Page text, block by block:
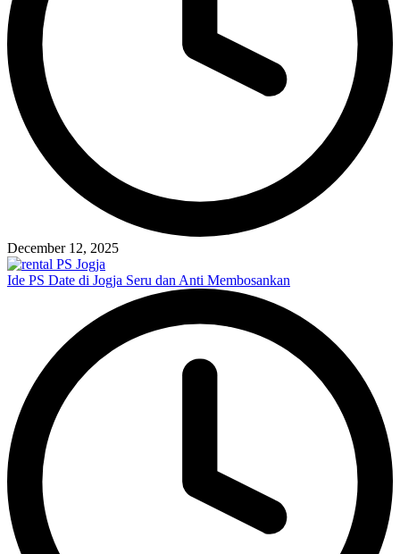
December 12, 2025
Ide PS Date di Jogja Seru dan Anti Membosankan